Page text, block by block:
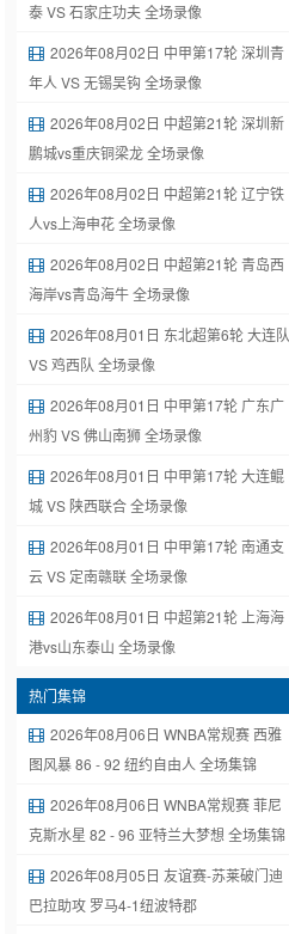
泰 VS 石家庄功夫 全场录像
2026年08月02日 中甲第17轮 深圳青
年人 VS 无锡吴钩 全场录像
2026年08月02日 中超第21轮 深圳新
鹏城vs重庆铜梁龙 全场录像
2026年08月02日 中超第21轮 辽宁铁
人vs上海申花 全场录像
2026年08月02日 中超第21轮 青岛西
海岸vs青岛海牛 全场录像
2026年08月01日 东北超第6轮 大连队
VS 鸡西队 全场录像
2026年08月01日 中甲第17轮 广东广
州豹 VS 佛山南狮 全场录像
2026年08月01日 中甲第17轮 大连鲲
城 VS 陕西联合 全场录像
2026年08月01日 中甲第17轮 南通支
云 VS 定南赣联 全场录像
2026年08月01日 中超第21轮 上海海
港vs山东泰山 全场录像
热门集锦
2026年08月06日 WNBA常规赛 西雅
图风暴 86 - 92 纽约自由人 全场集锦
2026年08月06日 WNBA常规赛 菲尼
克斯水星 82 - 96 亚特兰大梦想 全场集锦
2026年08月05日 友谊赛-苏莱破门迪
巴拉助攻 罗马4-1纽波特郡